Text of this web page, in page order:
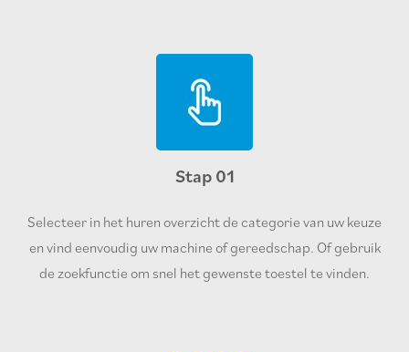
Stap 01
Selecteer in het huren overzicht de categorie van uw keuze
en vind eenvoudig uw machine of gereedschap. Of gebruik
de zoekfunctie om snel het gewenste toestel te vinden.